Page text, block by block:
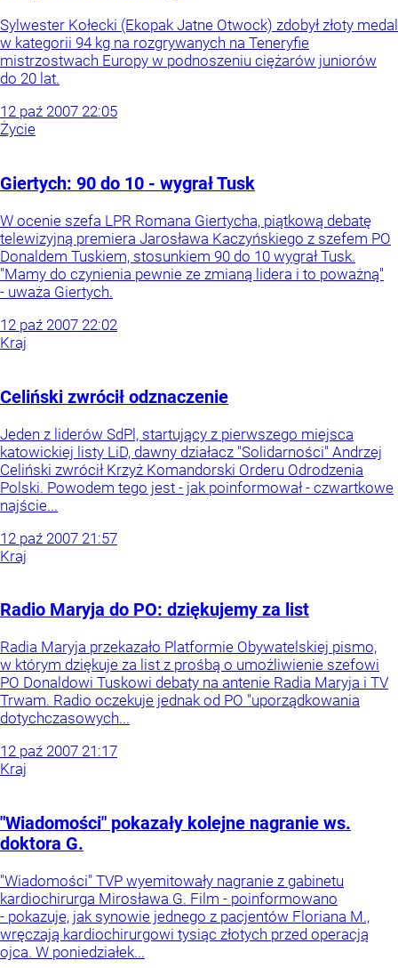
Sylwester Kołecki (Ekopak Jatne Otwock) zdobył złoty medal
w kategorii 94 kg na rozgrywanych na Teneryfie
mistrzostwach Europy w podnoszeniu ciężarów juniorów
do 20 lat.
12 paź 2007 22:05
Życie
Giertych: 90 do 10 - wygrał Tusk
W ocenie szefa LPR Romana Giertycha, piątkową debatę
telewizyjną premiera Jarosława Kaczyńskiego z szefem PO
Donaldem Tuskiem, stosunkiem 90 do 10 wygrał Tusk.
"Mamy do czynienia pewnie ze zmianą lidera i to poważną"
- uważa Giertych.
12 paź 2007 22:02
Kraj
Celiński zwrócił odznaczenie
Jeden z liderów SdPl, startujący z pierwszego miejsca
katowickiej listy LiD, dawny działacz "Solidarności" Andrzej
Celiński zwrócił Krzyż Komandorski Orderu Odrodzenia
Polski. Powodem tego jest - jak poinformował - czwartkowe
najście...
12 paź 2007 21:57
Kraj
Radio Maryja do PO: dziękujemy za list
Radia Maryja przekazało Platformie Obywatelskiej pismo,
w którym dziękuje za list z prośbą o umożliwienie szefowi
PO Donaldowi Tuskowi debaty na antenie Radia Maryja i TV
Trwam. Radio oczekuje jednak od PO "uporządkowania
dotychczasowych...
12 paź 2007 21:17
Kraj
"Wiadomości" pokazały kolejne nagranie ws.
doktora G.
"Wiadomości" TVP wyemitowały nagranie z gabinetu
kardiochirurga Mirosława G. Film - poinformowano
- pokazuje, jak synowie jednego z pacjentów Floriana M.,
wręczają kardiochirurgowi tysiąc złotych przed operacją
ojca. W poniedziałek...